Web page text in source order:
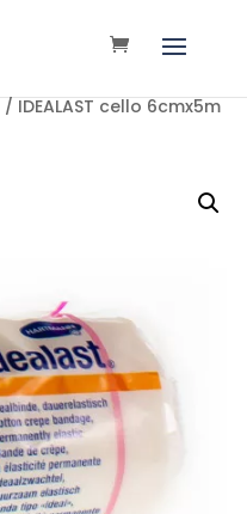
/ IDEALAST cello 6cmx5m